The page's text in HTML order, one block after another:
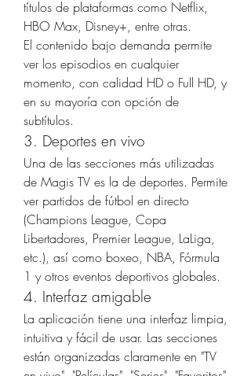
títulos de plataformas como Netflix,
HBO Max, Disney+, entre otras.
El contenido bajo demanda permite
ver los episodios en cualquier
momento, con calidad HD o Full HD, y
en su mayoría con opción de
subtítulos.
3. Deportes en vivo
Una de las secciones más utilizadas
de Magis TV es la de deportes. Permite
ver partidos de fútbol en directo
(Champions League, Copa
Libertadores, Premier League, LaLiga,
etc.), así como boxeo, NBA, Fórmula
1 y otros eventos deportivos globales.
4. Interfaz amigable
La aplicación tiene una interfaz limpia,
intuitiva y fácil de usar. Las secciones
están organizadas claramente en "TV